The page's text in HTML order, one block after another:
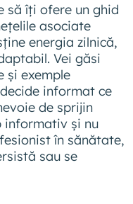
să îți ofere un ghid
asociate
energia zilnică,
Vei găsi
și exemple
informat ce
de sprijin
informativ și nu
în sănătate,
sau se